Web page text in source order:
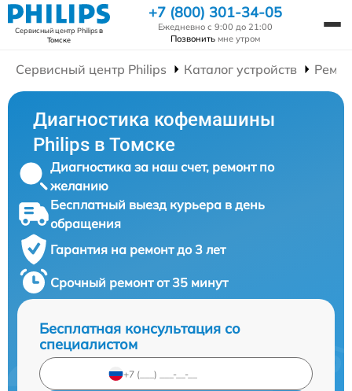
Сервисный центр Philipsв
Томске
+7 (800) 301-34-05
Ежедневно с 9:00 до 21:00
Позвонить мне утром
Сервисный центр Philips Каталог устройств
Диагностика кофемашины
Philips в Томске
Диагностика за наш счет, ремонт по
желанию
Бесплатный выезд курьера в день
обращения
Гарантия на ремонт до 3 лет
Срочный ремонт от 35 минут
Бесплатная консультация со
специалистом